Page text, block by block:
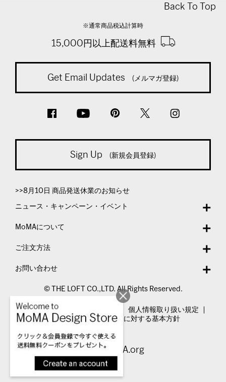
Back To Top
※通常商品税込計算時
15,000円以上配送料無料
Get Email Updates (メルマガ登録)
Sign Up (新規会員登録)
>>8月10日 商品発送休業のお知らせ
ニュース・キャンペーン・イベント
MoMAについて
ご注文方法
お問い合わせ
© THE LOFT CO.,LTD. All Rights Reserved.
特定商取引法表示
個人情報取り扱い規定
カスタマーハラスメントに対する基本方針
Visit MoMA.org